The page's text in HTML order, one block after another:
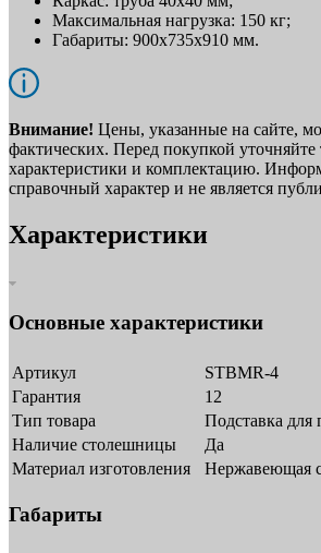
Максимальная нагрузка: 150 кг;
Габариты: 900х735х910 мм.
Внимание! Цены, указанные на сайте,
фактических. Перед покупкой уточняйте
характеристики и комплектацию.
справочный характер и не является
Характеристики
Основные характеристики
Артикул
STBMR-4
Гарантия
12
Тип товара
Подставка для
Наличие столешницы
Да
Материал изготовления
Нержавеющая
Габариты